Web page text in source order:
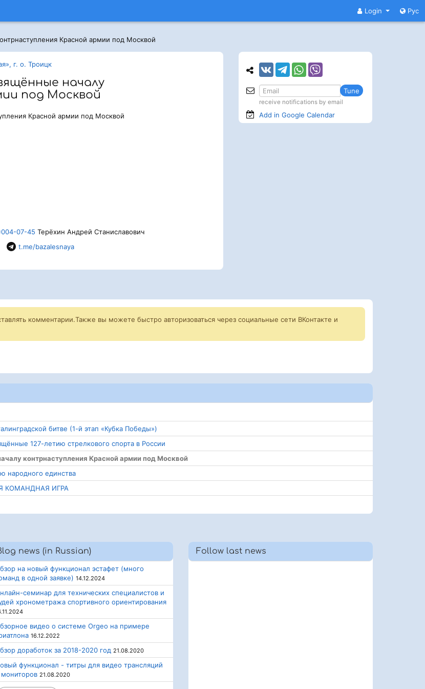
Login Рус
Красной армии под Москвой
г. о. Троицк
началу
под Москвой
Красной армии под Москвой
07-45 Терёхин Андрей Станиславович
t.me/bazalesnaya
комментарии.Также вы можете быстро авторизоваться через социальные сети ВКонтакте и
битве (1-й этап «Кубка Победы»)
127-летию стрелкового спорта в России
контрнаступления Красной армии под Москвой
народного единства
КОМАНДНАЯ ИГРА
Tune
receive notifications by email
Add in Google Calendar
news (in Russian)
на новый функционал эстафет (много
в одной заявке) 14.12.2024
семинар для технических специалистов и
хронометража спортивного ориентирования
видео о системе Orgeo на примере
16.12.2022
доработок за 2018-2020 год 21.08.2020
функционал - титры для видео трансляций
мониторов 21.08.2020
Follow last news